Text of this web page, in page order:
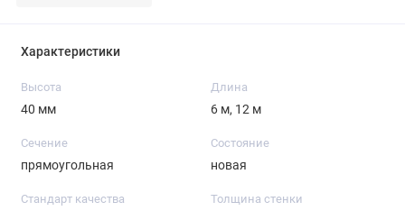
Характеристики
Высота
40 мм
Длина
6 м, 12 м
Сечение
прямоугольная
Состояние
новая
Стандарт качества Толщина стенки